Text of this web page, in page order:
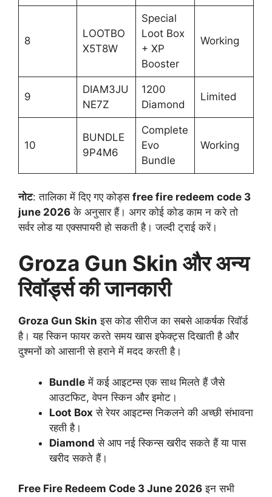
8
LOOTBO
X5T8W
Special
Loot Box
+ XP
Booster
Working
9
DIAM3JU
NE7Z
1200
Diamond
Limited
10
BUNDLE
9P4M6
Complete
Evo
Bundle
Working
नोट: तालिका में दिए गए कोड्स free fire redeem code 3
june 2026 के अनुसार हैं। अगर कोई कोड काम न करे तो
सर्वर लोड या एक्सपायरी हो सकती है। जल्दी ट्राई करें।
Groza Gun Skin और अन्य
रिवॉर्ड्स की जानकारी
Groza Gun Skin इस कोड सीरीज का सबसे आकर्षक रिवॉर्ड
है। यह स्किन फायर करते समय खास इफेक्ट्स दिखाती है और
दुश्मनों को आसानी से हराने में मदद करती है।
Bundle में कई आइटम्स एक साथ मिलते हैं जैसे
आउटफिट, वेपन स्किन और इमोट।
Loot Box से रेयर आइटम्स निकलने की अच्छी संभावना
रहती है।
Diamond से आप नई स्किन्स खरीद सकते हैं या पास
खरीद सकते हैं।
Free Fire Redeem Code 3 June 2026 इन सभी